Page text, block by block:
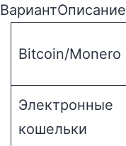
ВариантОписание
Bitcoin/Monero
Электронные
кошельки